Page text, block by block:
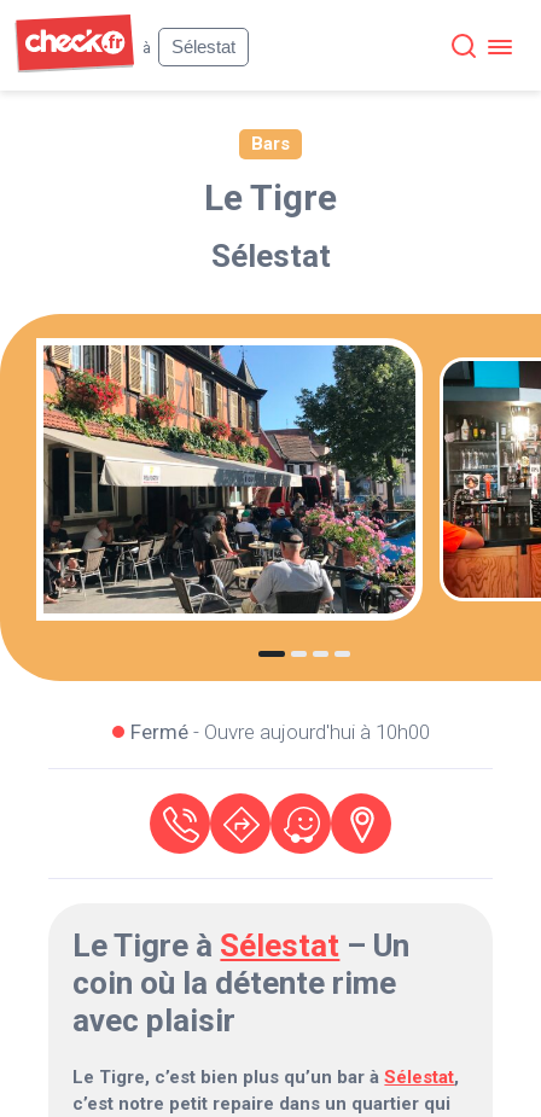
à
Sélestat
Bars
Le Tigre
Sélestat
Fermé- Ouvre aujourd'hui à 10h00
Le Tigre à Sélestat – Un
coin où la détente rime
avec plaisir
Le Tigre, c’est bien plus qu’un bar àSélestat,
c’est notre petit repaire dans un quartier qui